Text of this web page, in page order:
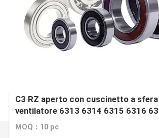
C3 RZ aperto con cuscinetto a
ventilatore 6313 6314 6315 6316
MOQ：10 pc